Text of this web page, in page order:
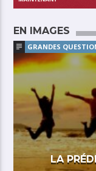
EN IMAGES
GRANDES
LA